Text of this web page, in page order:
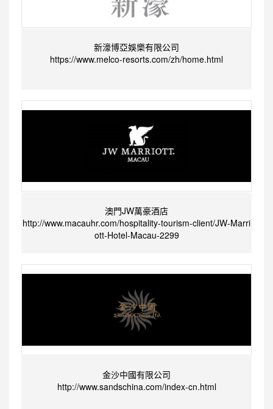
新濠博亞娛樂有限公司
https://www.melco-resorts.com/zh/home.html
澳門JW萬豪酒店
http://www.macauhr.com/hospitality-tourism-client/JW-Marri
ott-Hotel-Macau-2299
金沙中國有限公司
http://www.sandschina.com/index-cn.html